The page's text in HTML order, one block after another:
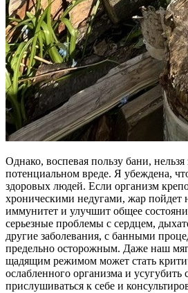
Однако, воспевая пользу бани, нельзя
потенциальном вреде. Я убеждена,
здоровых людей. Если организм
хроническими недугами, жар пойдет
иммунитет и улучшит общее
серьезные проблемы с сердцем,
другие заболевания, с банными
предельно осторожным. Даже наш
щадящим режимом может стать
ослабленного организма и усугубить
прислушиваться к себе и